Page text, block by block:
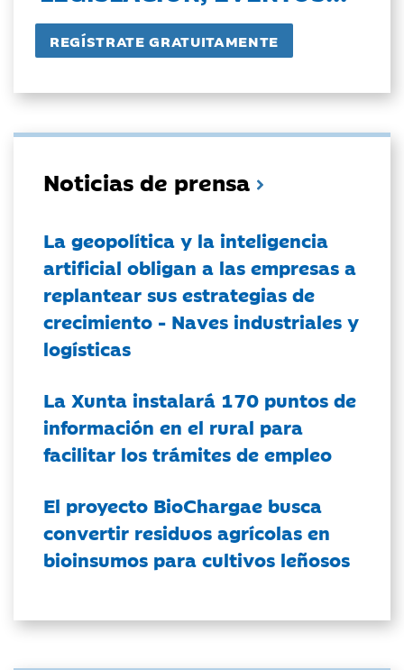
Noticias de prensa
La geopolítica y la inteligencia
artificial obligan a las empresas a
replantear sus estrategias de
crecimiento - Naves industriales y
logísticas
La Xunta instalará 170 puntos de
información en el rural para
facilitar los trámites de empleo
El proyecto BioChargae busca
convertir residuos agrícolas en
bioinsumos para cultivos leñosos